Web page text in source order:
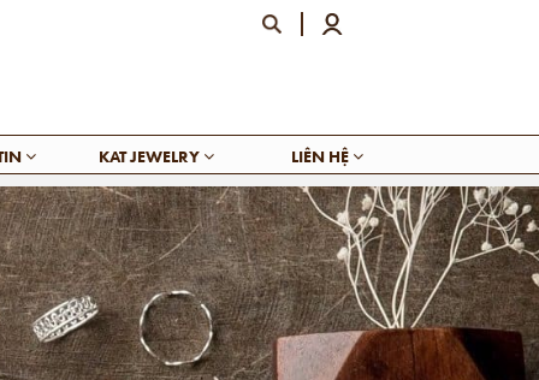
KAT JEWELRY LIÊN HỆ